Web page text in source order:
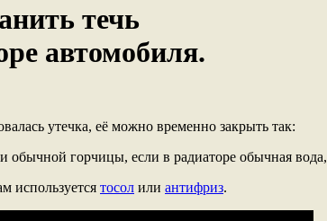
течь
автомобиля.
утечка, её можно временно закрыть так:
обычной горчицы, если в радиаторе обычная вода,
используется тосол или антифриз.